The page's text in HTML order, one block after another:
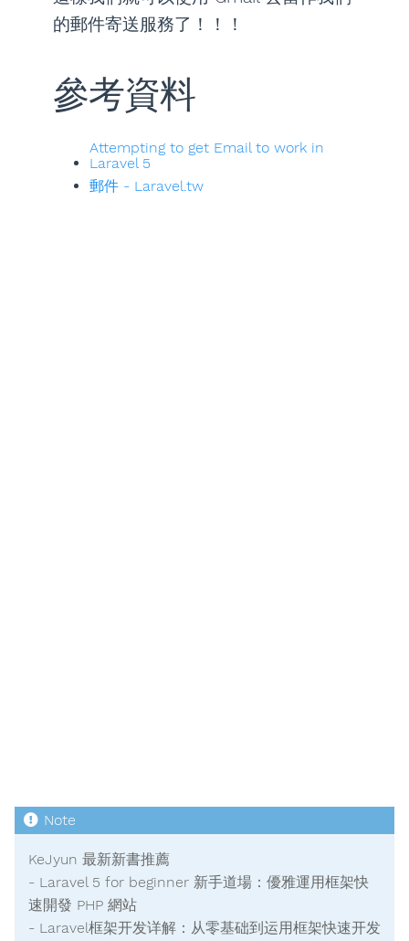
的郵件寄送服務了！！！
參考資料
Attempting to get Email to work in
Laravel 5
郵件 - Laravel.tw
KeJyun 最新新書推薦
- Laravel 5 for beginner 新手道場：優雅運用框架快
速開發 PHP 網站
- Laravel框架开发详解：从零基础到运用框架快速开发